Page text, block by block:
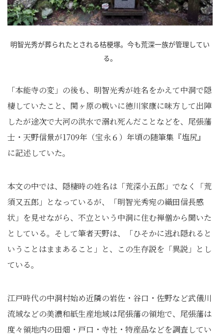
明智光秀が葬られたとされる桔梗塚。今も荒深一族が管理してい
る。
「本能寺の変」の後も、明智光秀が姓名をかえて中洞で隠
棲していたこと、関ヶ原の戦いに徳川家康に味方して出陣
したが途次で大河の洪水で溺れ死んだことなどを、尾張藩
士・天野信景が1709年（宝永６）年頃の随筆集『塩尻』
に記述していた。
本文の中では、隠棲時の姓名は「荒深小五郎」でなく「荒
須又五郎」となっているが、「明智光秀宛の織田信長感
状」を見せながら、不立という中洞に住む禅僧から聞いた
としている。そして筆者天野は、「ひそかに逃れ隠れると
いうことはままあること」と、この生存説を「異説」とし
ている。
江戸時代の中洞村始め近隣の岩佐・谷口・佐野など武儀川
流域などの美濃和紙生産地域は尾張藩の領地で、尾張藩は
度々領地内の田畑・戸口・寺社・特産品などを調査してい